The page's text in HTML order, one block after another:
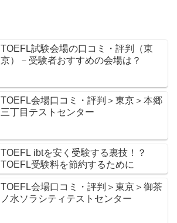
TOEFL試験会場の口コミ・評判（東
京）－受験者おすすめの会場は？
TOEFL会場口コミ・評判＞東京＞本郷
三丁目テストセンター
TOEFL ibtを安く受験する裏技！？
TOEFL受験料を節約するために
TOEFL会場口コミ・評判＞東京＞御茶
ノ水ソラシティテストセンター